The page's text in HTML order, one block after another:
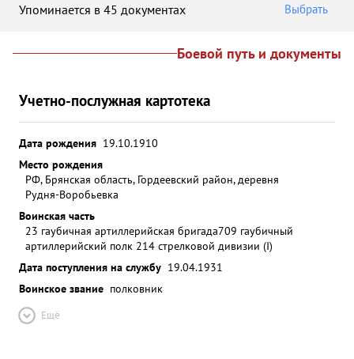
Упоминается в 45 документах Выбрать
Боевой путь и документы
Учетно-послужная картотека
Дата рождения 19.10.1910
Место рождения
РФ, Брянская область, Гордеевский район, деревня
Рудня-Воробьевка
Воинская часть
23 гаубичная артиллерийская бригада709 гаубичный
артиллерийский полк 214 стрелковой дивизии (I)
Дата поступления на службу 19.04.1931
Воинское звание полковник
Ещё